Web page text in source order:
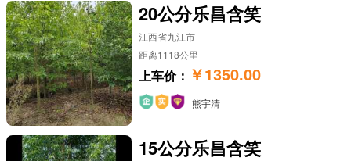
20公分乐昌含笑
江西省九江市
距离1118公里
上车价： ￥1350.00
熊宇清
15公分乐昌含笑